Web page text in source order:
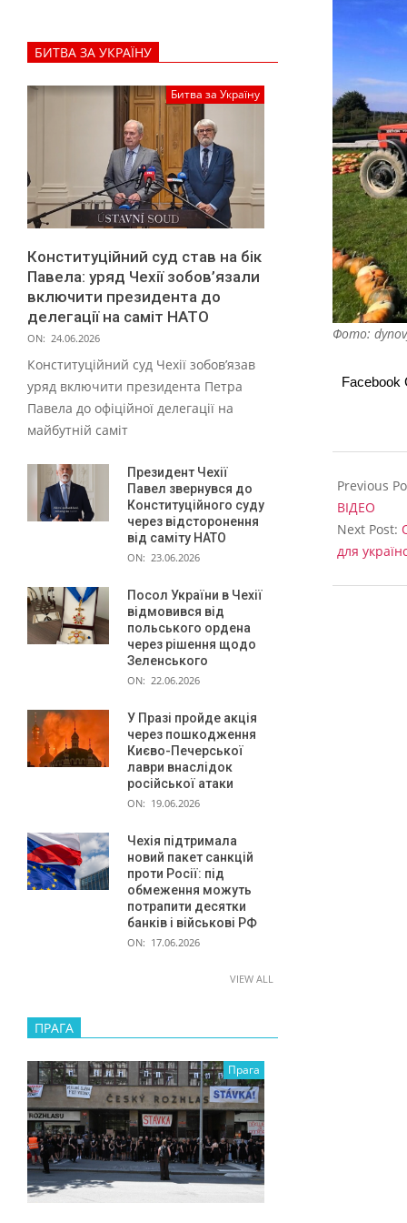
з
о
в
и
й
п
а
р
к
р
о
в
Фото:
Facebook
09-
29
Previous
ВІДЕО
Next Post:
для
БИТВА ЗА УКРАЇНУ
Битва за Україну
Конституційний суд став на бік
Павела: уряд Чехії зобов’язали
включити президента до
делегації на саміт НАТО
ON: 24.06.2026
Конституційний суд Чехії зобов’язав
уряд включити президента Петра
Павела до офіційної делегації на
майбутній саміт
Президент Чехії
Павел звернувся до
Конституційного суду
через відсторонення
від саміту НАТО
ON: 23.06.2026
Посол України в Чехії
відмовився від
польського ордена
через рішення щодо
Зеленського
ON: 22.06.2026
У Празі пройде акція
через пошкодження
Києво-Печерської
лаври внаслідок
російської атаки
ON: 19.06.2026
Чехія підтримала
новий пакет санкцій
проти Росії: під
обмеження можуть
потрапити десятки
банків і військові РФ
ON: 17.06.2026
VIEW ALL
ПРАГА
Прага